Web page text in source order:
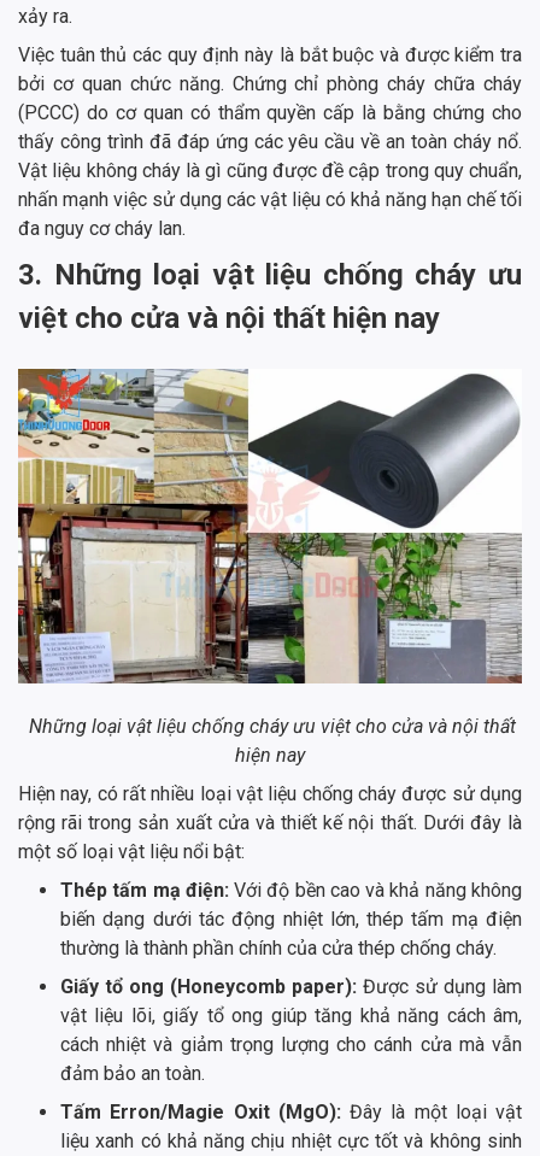
xảy ra.
Việc tuân thủ các quy định này là bắt buộc và được kiểm tra
bởi cơ quan chức năng. Chứng chỉ phòng cháy chữa cháy
(PCCC) do cơ quan có thẩm quyền cấp là bằng chứng cho
thấy công trình đã đáp ứng các yêu cầu về an toàn cháy nổ.
Vật liệu không cháy là gì cũng được đề cập trong quy chuẩn,
nhấn mạnh việc sử dụng các vật liệu có khả năng hạn chế tối
đa nguy cơ cháy lan.
3. Những loại vật liệu chống cháy ưu
việt cho cửa và nội thất hiện nay
Những loại vật liệu chống cháy ưu việt cho cửa và nội thất
hiện nay
Hiện nay, có rất nhiều loại vật liệu chống cháy được sử dụng
rộng rãi trong sản xuất cửa và thiết kế nội thất. Dưới đây là
một số loại vật liệu nổi bật:
Thép tấm mạ điện:Với độ bền cao và khả năng không
biến dạng dưới tác động nhiệt lớn, thép tấm mạ điện
thường là thành phần chính của cửa thép chống cháy.
Giấy tổ ong (Honeycomb paper): Được sử dụng làm
vật liệu lõi, giấy tổ ong giúp tăng khả năng cách âm,
cách nhiệt và giảm trọng lượng cho cánh cửa mà vẫn
đảm bảo an toàn.
Tấm Erron/Magie Oxit (MgO): Đây là một loại vật
liệu xanh có khả năng chịu nhiệt cực tốt và không sinh